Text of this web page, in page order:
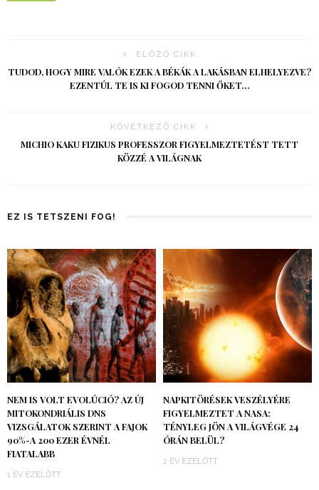
ELŐZŐ CIKK
TUDOD, HOGY MIRE VALÓK EZEK A BÉKÁK A LAKÁSBAN ELHELYEZVE?
EZENTÚL TE IS KI FOGOD TENNI ŐKET…
KÖVETKEZŐ CIKK
MICHIO KAKU FIZIKUS PROFESSZOR FIGYELMEZTETÉST TETT
KÖZZÉ A VILÁGNAK
EZ IS TETSZENI FOG!
NEM IS VOLT EVOLÚCIÓ? AZ ÚJ
MITOKONDRIÁLIS DNS
VIZSGÁLATOK SZERINT A FAJOK
90%-A 200 EZER ÉVNÉL
FIATALABB
1 ÉV EZELŐTT
NAPKITÖRÉSEK VESZÉLYÉRE
FIGYELMEZTET A NASA:
TÉNYLEG JÖN A VILÁGVÉGE 24
ÓRÁN BELÜL?
2 ÉV EZELŐTT